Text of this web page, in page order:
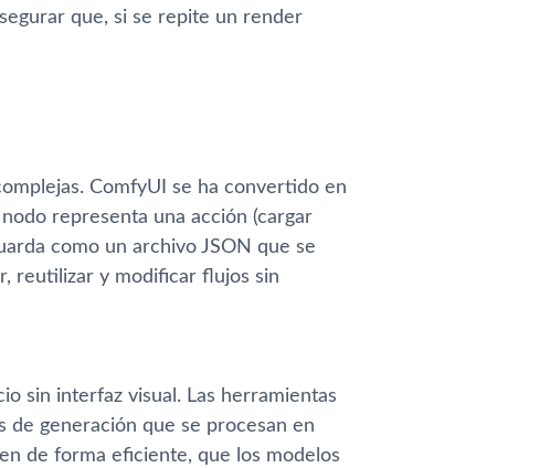
que, si se repite un render
ComfyUI se ha convertido en
representa una acción (cargar
como un archivo JSON que se
reutilizar y modificar flujos sin
sin interfaz visual. Las herramientas
generación que se procesan en
de forma eficiente, que los modelos